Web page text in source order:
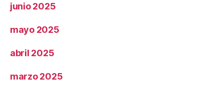
junio 2025
mayo 2025
abril 2025
marzo 2025